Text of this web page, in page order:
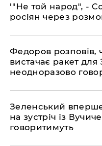
​'"Не той народ", -
росіян через
​Федоров розповів,
вистачає ракет
неодноразово
​Зеленський
на зустріч із
говоритимуть